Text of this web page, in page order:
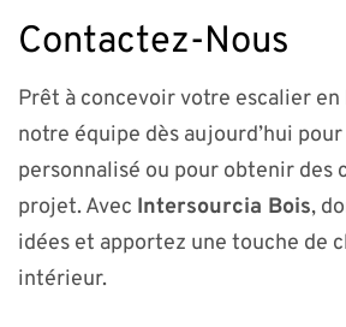
Contactez-Nous
Prêt à concevoir votre escalier en
notre équipe dès aujourd’hui
personnalisé ou pour obtenir des
projet. Avec Intersourcia Bois,
idées et apportez une touche de
intérieur.